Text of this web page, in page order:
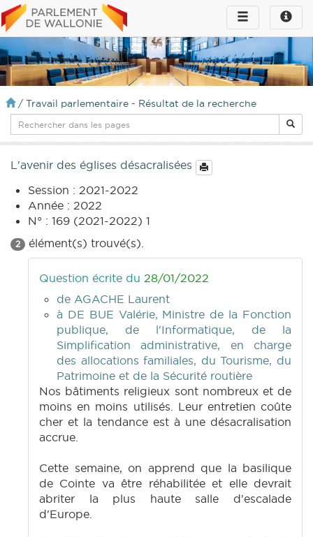
Toggle
infos
Toggle
navigation
/ Travail parlementaire - Résultat de la recherche
L'avenir des églises désacralisées
Session : 2021-2022
Année : 2022
N° : 169 (2021-2022) 1
2 élément(s) trouvé(s).
Question écrite du 28/01/2022
de AGACHE Laurent
à DE BUE Valérie, Ministre de la Fonction
publique, de l'Informatique, de la
Simplification administrative, en charge
des allocations familiales, du Tourisme, du
Patrimoine et de la Sécurité routière
Nos bâtiments religieux sont nombreux et de
moins en moins utilisés. Leur entretien coûte
cher et la tendance est à une désacralisation
accrue.
Cette semaine, on apprend que la basilique
de Cointe va être réhabilitée et elle devrait
abriter la plus haute salle d'escalade
d'Europe.